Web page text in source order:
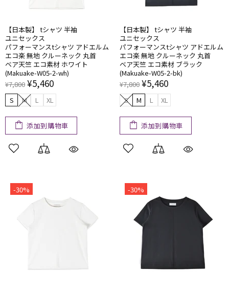
【日本製】 tシャツ 半袖
ユニセックス
パフォーマンスtシャツ アドエルム
エコ楽 無地 クルーネック 丸首
ベア天竺 エコ素材 ホワイト
(Makuake-W05-2-wh)
¥7,800 ¥5,460
S M L XL
添加到購物車
【日本製】 tシャツ 半袖
ユニセックス
パフォーマンスtシャツ アドエルム
エコ楽 無地 クルーネック 丸首
ベア天竺 エコ素材 ブラック
(Makuake-W05-2-bk)
¥7,800 ¥5,460
S M L XL
添加到購物車
-30% -30%